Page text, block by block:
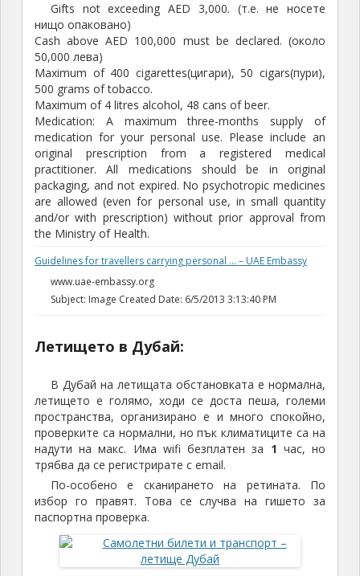
Gifts not exceeding AED 3,000. (т.е. не носете
нищо опаковано)
Cash above AED 100,000 must be declared. (около
50,000 лева)
Maximum of 400 cigarettes(цигари), 50 cigars(пури),
500 grams of tobacco.
Maximum of 4 litres alcohol, 48 cans of beer.
Medication: A maximum three-months supply of
medication for your personal use. Please include an
original prescription from a registered medical
practitioner. All medications should be in original
packaging, and not expired. No psychotropic medicines
are allowed (even for personal use, in small quantity
and/or with prescription) without prior approval from
the Ministry of Health.
Guidelines for travellers carrying personal … – UAE Embassy
www.uae-embassy.org
Subject: Image Created Date: 6/5/2013 3:13:40 PM
Летището в Дубай:
В Дубай на летищата обстановката е нормална,
летището е голямо, ходи се доста пеша, големи
пространства, организирано е и много спокойно,
проверките са нормални, но пък климатиците са на
надути на макс. Има wifi безплатен за 1 час, но
трябва да се регистрирате с email.
По-особено е сканирането на ретината. По
избор го правят. Това се случва на гишето за
паспортна проверка.